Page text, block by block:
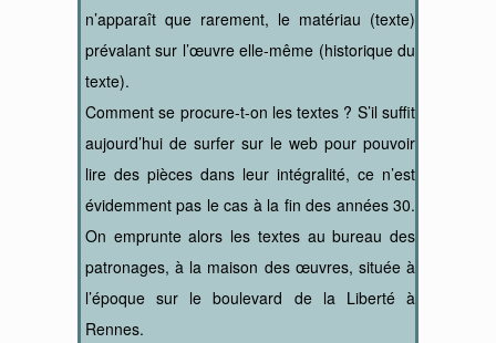
n’apparaît que rarement, le matériau (texte)
prévalant sur l’œuvre elle-même (historique du
texte).
Comment se procure-t-on les textes ? S’il suffit
aujourd’hui de surfer sur le web pour pouvoir
lire des pièces dans leur intégralité, ce n’est
évidemment pas le cas à la fin des années 30.
On emprunte alors les textes au bureau des
patronages, à la maison des œuvres, située à
l’époque sur le boulevard de la Liberté à
Rennes.